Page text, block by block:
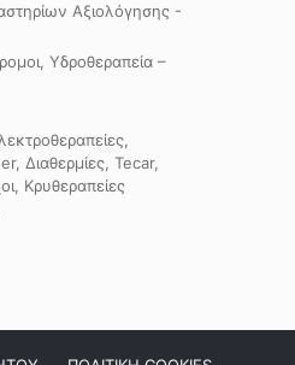
Αξιολόγησης -
Υδροθεραπεία –
Διαθερμίες, Tecar,
Κρυθεραπείες